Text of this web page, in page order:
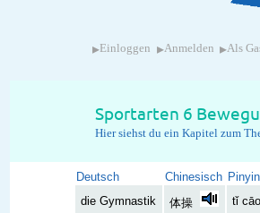
▸ Einloggen ▸Anmelden ▸Als
Sportarten 6
Hier siehst du ein Kapitel zum
Deutsch Chinesisch Pinyin
die Gymnastik
体操 tǐ cāo